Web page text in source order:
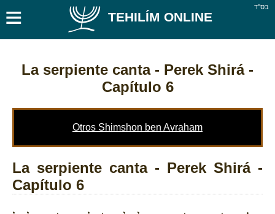
בס''ד ≡ TEHILÍM ONLINE
La serpiente canta- Perek Shirá -
Capítulo 6
Otros Shimshon ben Avraham
La serpiente canta - Perek Shirá -
Capítulo 6